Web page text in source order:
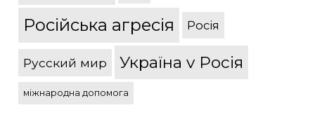
Російська агресія Росія
Русский мир Україна v Росія
міжнародна допомога